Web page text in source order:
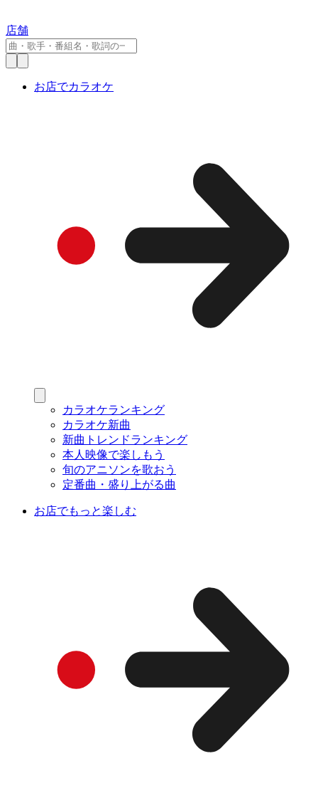
店舗
お店でカラオケ
カラオケランキング
カラオケ新曲
新曲トレンドランキング
本人映像で楽しもう
旬のアニソンを歌おう
定番曲・盛り上がる曲
お店でもっと楽しむ